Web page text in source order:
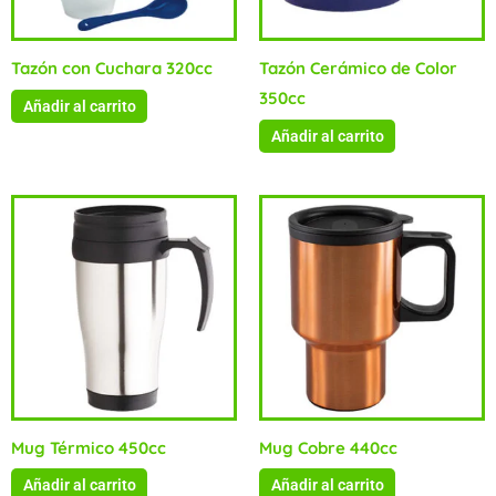
Tazón con Cuchara 320cc
Añadir al carrito
Tazón Cerámico de Color
350cc
Añadir al carrito
Mug Térmico 450cc
Añadir al carrito
Mug Cobre 440cc
Añadir al carrito